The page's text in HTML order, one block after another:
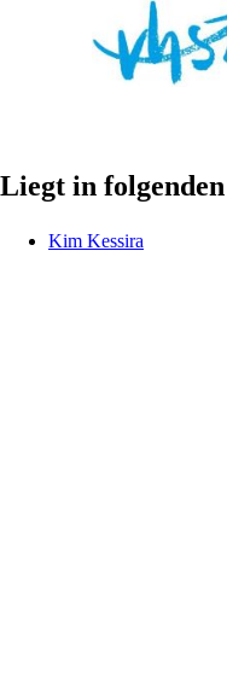
Liegt in
Kim Kessira